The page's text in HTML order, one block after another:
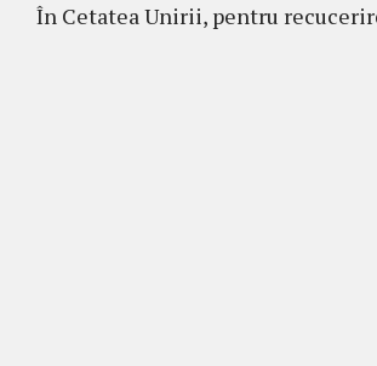
În Cetatea Unirii, pentru